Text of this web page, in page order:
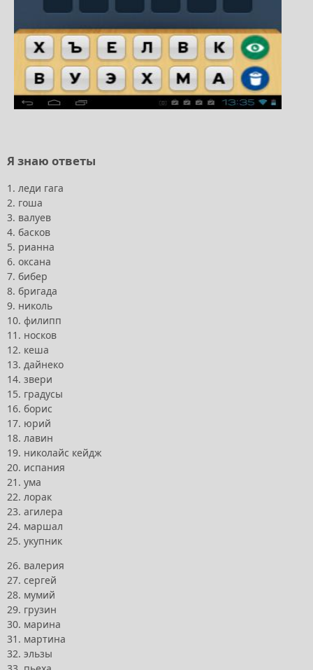
Я знаю ответы
1. леди гага
2. гоша
3. валуев
4. басков
5. рианна
6. оксана
7. бибер
8. бригада
9. николь
10. филипп
11. носков
12. кеша
13. дайнеко
14. звери
15. градусы
16. борис
17. юрий
18. лавин
19. николайс кейдж
20. испания
21. ума
22. лорак
23. агилера
24. маршал
25. укупник
26. валерия
27. сергей
28. мумий
29. грузин
30. марина
31. мартина
32. эльзы